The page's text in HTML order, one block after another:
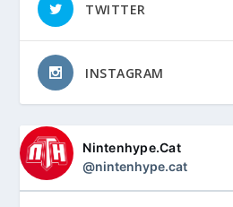
TWITTER
INSTAGRAM
Nintenhype.Cat
@nintenhype.cat